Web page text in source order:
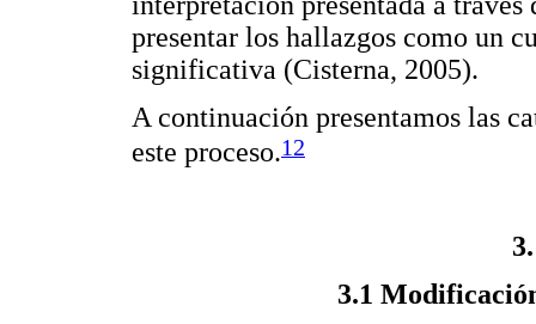
presentar los hallazgos como un
significativa (Cisterna, 2005).
A continuación presentamos las
este proceso.12
3.1